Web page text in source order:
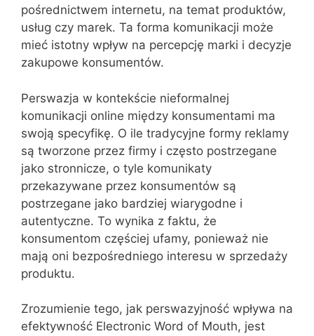
pośrednictwem internetu, na temat produktów,
usług czy marek. Ta forma komunikacji może
mieć istotny wpływ na percepcję marki i decyzje
zakupowe konsumentów.
Perswazja w kontekście nieformalnej
komunikacji online między konsumentami ma
swoją specyfikę. O ile tradycyjne formy reklamy
są tworzone przez firmy i często postrzegane
jako stronnicze, o tyle komunikaty
przekazywane przez konsumentów są
postrzegane jako bardziej wiarygodne i
autentyczne. To wynika z faktu, że
konsumentom częściej ufamy, ponieważ nie
mają oni bezpośredniego interesu w sprzedaży
produktu.
Zrozumienie tego, jak perswazyjność wpływa na
efektywność Electronic Word of Mouth, jest